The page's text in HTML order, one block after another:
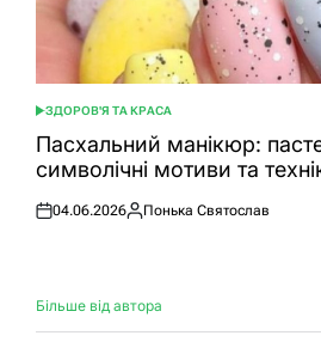
ОПУБЛІКУВАТИ
У
ЗДОРОВ'Я ТА КРАСА
Пасхальний манікюр:
символічні мотиви та
Оприлюднено
04.06.2026
Опубліковано
Понька Святослав
Більше від автора